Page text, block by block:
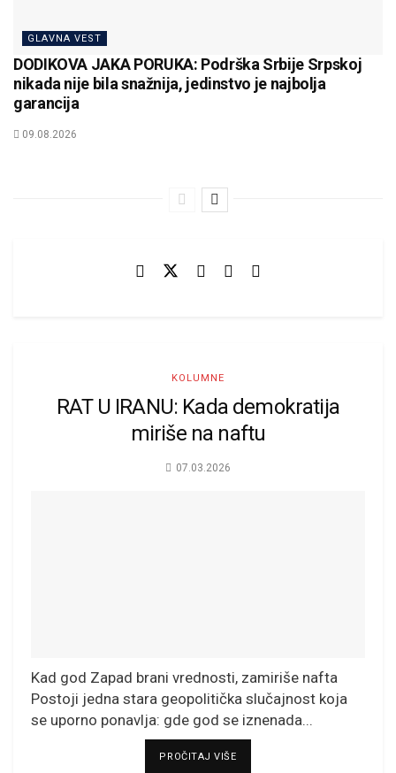
GLAVNA VEST
DODIKOVA JAKA PORUKA: Podrška Srbije Srpskoj
nikada nije bila snažnija, jedinstvo je najbolja
garancija
09.08.2026
KOLUMNE
RAT U IRANU: Kada demokratija
miriše na naftu
07.03.2026
Kad god Zapad brani vrednosti, zamiriše nafta
Postoji jedna stara geopolitička slučajnost koja
se uporno ponavlja: gde god se iznenada...
PROČITAJ VIŠEDETAILS